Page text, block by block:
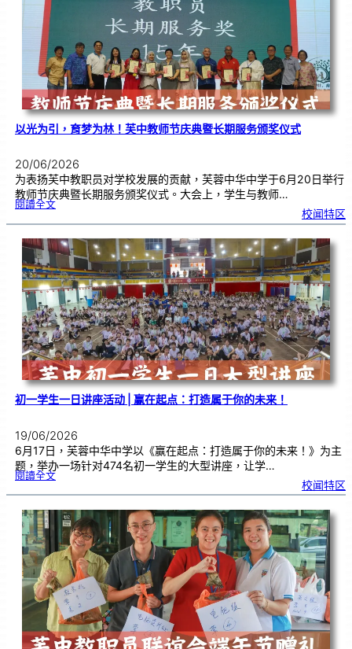
温
馨
校
园
以光为引，育梦为林！芙中教师节庆典暨长期服务颁奖仪式
20/06/2026
为表扬芙中教职员对学校发展的贡献，芙蓉中华中学于6月20日举行
教师节庆典暨长期服务颁奖仪式。大会上，学生与教师…
閱讀全文:以
引
育
梦
为
林
！
芙
中
教
师
节
庆
典
暨
长
期
服
务
颁
奖
仪
式
校闻特区
初一学生一日讲座活动 | 赢在起点：打造属于你的未来！
19/06/2026
6月17日，芙蓉中华中学以《赢在起点：打造属于你的未来！》为主
题，举办一场针对474名初一学生的大型讲座，让学…
閱讀全文:初
生
日
讲
座
活
动
赢
在
起
点
：
造
属
于
你
的
未
来！
校闻特区